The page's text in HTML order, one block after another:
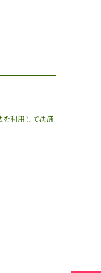
を利用して決済